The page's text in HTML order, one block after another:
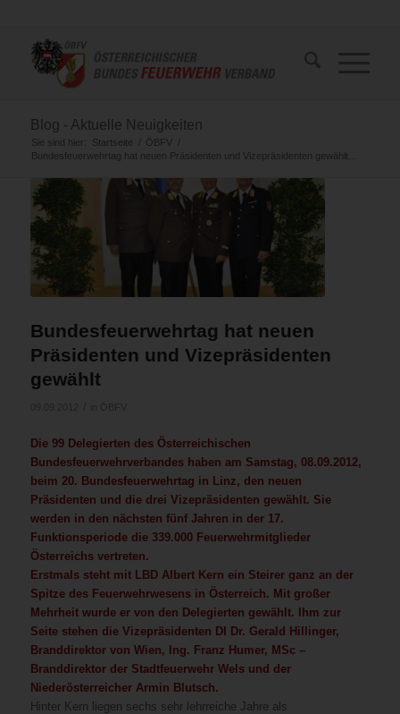
Blog - Aktuelle Neuigkeiten
Sie sind hier: Startseite / ÖBFV
/
Bundesfeuerwehrtag hat neuen Präsidenten und Vizepräsidenten gewählt...
Bundesfeuerwehrtag hat neuen
Präsidenten und Vizepräsidenten
gewählt
Die 99 Delegierten des Österreichischen
Bundesfeuerwehrverbandes haben am Samstag, 08.09.2012,
beim 20. Bundesfeuerwehrtag in Linz, den neuen
Präsidenten und die drei Vizepräsidenten gewählt. Sie
werden in den nächsten fünf Jahren in der 17.
Funktionsperiode die 339.000 Feuerwehrmitglieder
Österreichs vertreten.
Erstmals steht mit LBD Albert Kern ein Steirer ganz an der
Spitze des Feuerwehrwesens in Österreich. Mit großer
Mehrheit wurde er von den Delegierten gewählt. Ihm zur
Seite stehen die Vizepräsidenten DI Dr. Gerald Hillinger,
Branddirektor von Wien, Ing. Franz Humer, MSc –
Branddirektor der Stadtfeuerwehr Wels und der
Niederösterreicher Armin Blutsch.
Hinter Kern liegen sechs sehr lehrreiche Jahre als